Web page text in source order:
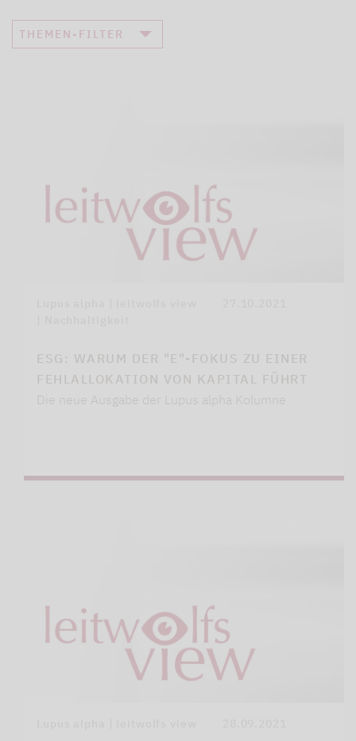
THEMEN-FILTER
ESG: WARUM DER "E"-FOKUS ZU EINER
FEHLALLOKATION VON KAPITAL FÜHRT
Die neue Ausgabe der Lupus alpha Kolumne